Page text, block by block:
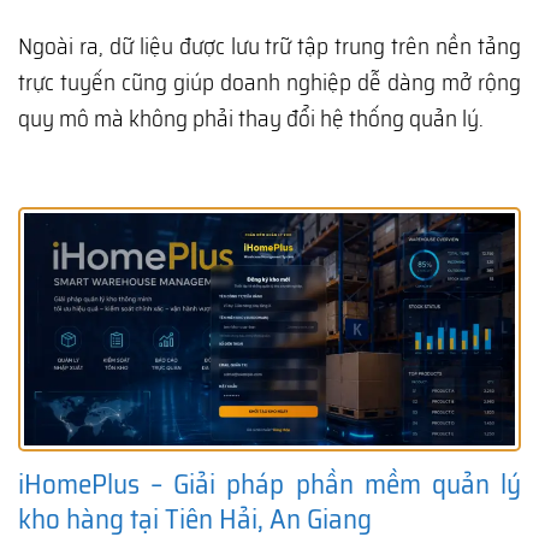
Ngoài ra, dữ liệu được lưu trữ tập trung trên nền tảng
trực tuyến cũng giúp doanh nghiệp dễ dàng mở rộng
quy mô mà không phải thay đổi hệ thống quản lý.
iHomePlus – Giải pháp phần mềm quản lý
kho hàng tại Tiên Hải, An Giang